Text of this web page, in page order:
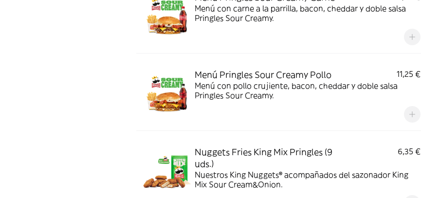
Menú con carne a la parrilla, bacon, cheddar y doble salsa
Pringles Sour Creamy.
Menú Pringles Sour Creamy Pollo
11,25 €
Menú con pollo crujiente, bacon, cheddar y doble salsa
Pringles Sour Creamy.
Nuggets Fries King Mix Pringles (9
uds.)
6,35 €
Nuestros King Nuggets® acompañados del sazonador King
Mix Sour Cream&Onion.